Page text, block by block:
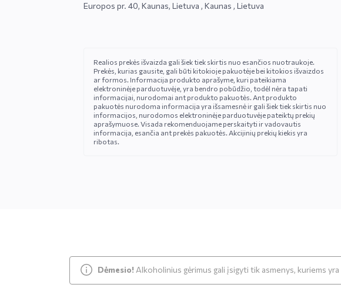
Europos pr. 40, Kaunas, Lietuva , Kaunas , Lietuva
Realios prekės išvaizda gali šiek tiek skirtis nuo esančios nuotraukoje.
Prekės, kurias gausite, gali būti kitokioje pakuotėje bei kitokios išvaizdos
ar formos. Informacija produkto aprašyme, kuri pateikiama
elektroninėje parduotuvėje, yra bendro pobūdžio, todėl nėra tapati
informacijai, nurodomai ant produkto pakuotės. Ant produkto
pakuotės nurodoma informacija yra išsamesnė ir gali šiek tiek skirtis nuo
informacijos, nurodomos elektroninėje parduotuvėje pateiktų prekių
aprašymuose. Visada rekomenduojame perskaityti ir vadovautis
informacija, esančia ant prekės pakuotės. Akcijinių prekių kiekis yra
ribotas.
Dėmesio! Alkoholinius gėrimus gali įsigyti tik asmenys, kuriems yra